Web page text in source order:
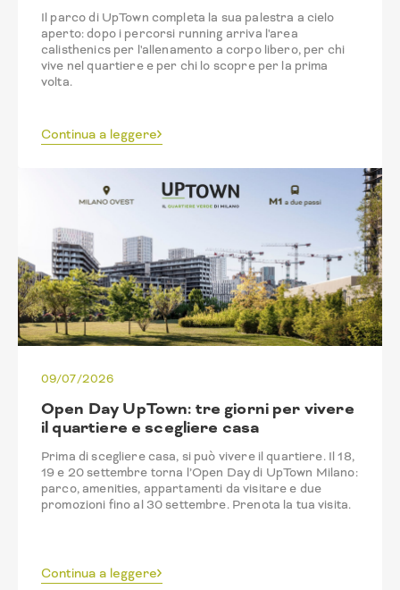
Il parco di UpTown completa la sua palestra a cielo
aperto: dopo i percorsi running arriva l'area
calisthenics per l'allenamento a corpo libero, per chi
vive nel quartiere e per chi lo scopre per la prima
volta.
Continua a leggere
09/07/2026
Open Day UpTown: tre giorni per vivere
il quartiere e scegliere casa
Prima di scegliere casa, si può vivere il quartiere. Il 18,
19 e 20 settembre torna l’Open Day di UpTown Milano:
parco, amenities, appartamenti da visitare e due
promozioni fino al 30 settembre. Prenota la tua visita.
Continua a leggere